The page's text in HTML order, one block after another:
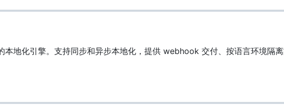
本地化引擎。支持同步和异步本地化，提供 webhook 交付、按语言环境隔